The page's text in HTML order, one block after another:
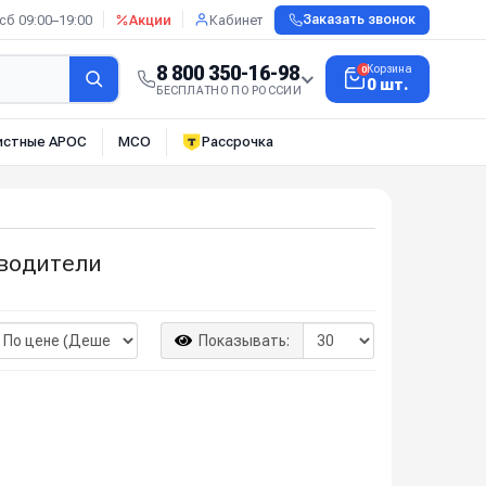
09:00–19:00 Акции Кабинет Заказать звонок
8 800 350-16-98
БЕСПЛАТНО ПО РОССИИ
0Корзина
0 шт.
АРОС МСО Рассрочка
Показывать: